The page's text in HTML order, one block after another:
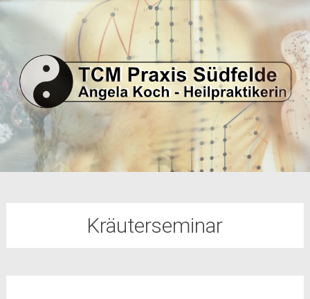
Kräuterseminar